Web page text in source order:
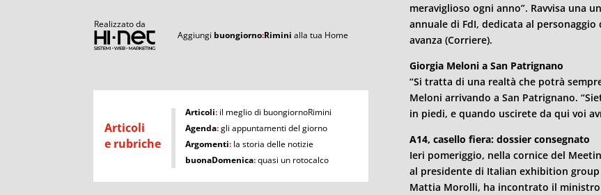
Realizzato da
Aggiungi buongiorno:Riminialla tua Home
Articoli
e rubriche
I Articoli: il meglio di buongiornoRimini
Agenda:gli appuntamenti del giorno
Argomenti: la storia delle notizie
buonaDomenica:quasi un rotocalco
meraviglioso ogni anno”. Ravvisa una
annuale di FdI, dedicata al
avanza (Corriere).
Giorgia Meloni a San Patrignano
“Si tratta di una realtà che potrà
Meloni arrivando a San Patrignano.
in piedi, e quando uscirete da qui voi
A14, casello fiera: dossier consegnato
Ieri pomeriggio, nella cornice del
al presidente di Italian exhibition group
Mattia Morolli, ha incontrato il